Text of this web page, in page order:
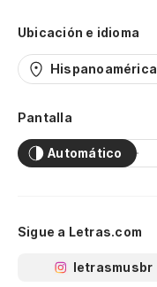
Ubicación e idioma
Hispanoamérica
Pantalla
Automático
Sigue a Letras.com
letrasmusbr